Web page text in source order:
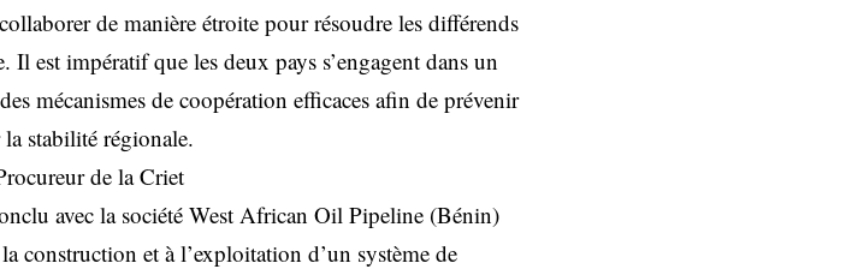
de manière étroite pour résoudre les différends
est impératif que les deux pays s’engagent dans un
mécanismes de coopération efficaces afin de prévenir
stabilité régionale.
de la Criet
avec la société West African Oil Pipeline (Bénin)
et à l’exploitation d’un système de